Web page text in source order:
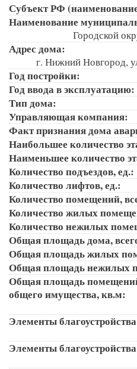
Субъект РФ
Наименование
Городской
Адрес дома:
г. Нижний Новгород,
Год постройки:
Год ввода в эксплуатацию:
Тип дома:
Управляющая компания:
Факт признания дома
Наибольшее количество
Наименьшее количество
Количество подъездов, ед.:
Количество лифтов, ед.:
Количество помещений,
Количество жилых
Количество нежилых
Общая площадь дома,
Общая площадь жилых
Общая площадь нежилых
Общая площадь
общего имущества, кв.м:
Элементы
Элементы